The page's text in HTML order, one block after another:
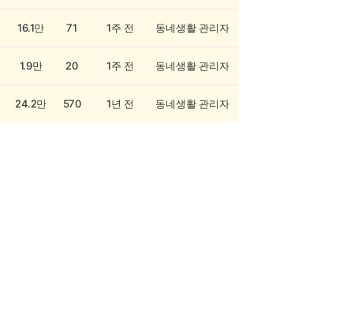
16.1만 71 1주 전 동네생활 관리자
1.9만 20 1주 전 동네생활 관리자
24.2만 570 1년 전 동네생활 관리자